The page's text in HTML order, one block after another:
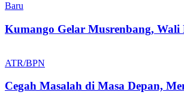
Baru
Kumango Gelar Musrenbang,
ATR/BPN
Cegah Masalah di Masa Depan,